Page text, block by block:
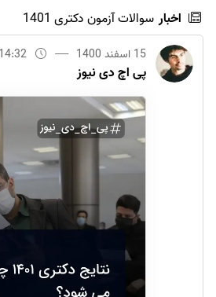
اخبار سوالات آزمون دکتری 1401
15 اسفند 1400 14:32
پی اچ دی نیوز